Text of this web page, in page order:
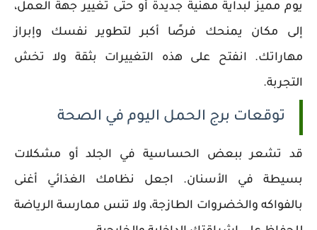
يوم مميز لبداية مهنية جديدة أو حتى تغيير جهة العمل،
إلى مكان يمنحك فرصًا أكبر لتطوير نفسك وإبراز
مهاراتك. انفتح على هذه التغييرات بثقة ولا تخش
التجربة.
توقعات برج الحمل اليوم في الصحة
قد تشعر ببعض الحساسية في الجلد أو مشكلات
بسيطة في الأسنان. اجعل نظامك الغذائي أغنى
بالفواكه والخضروات الطازجة، ولا تنس ممارسة الرياضة